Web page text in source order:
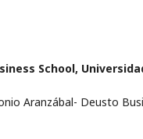
School,
Aranzábal- Deusto